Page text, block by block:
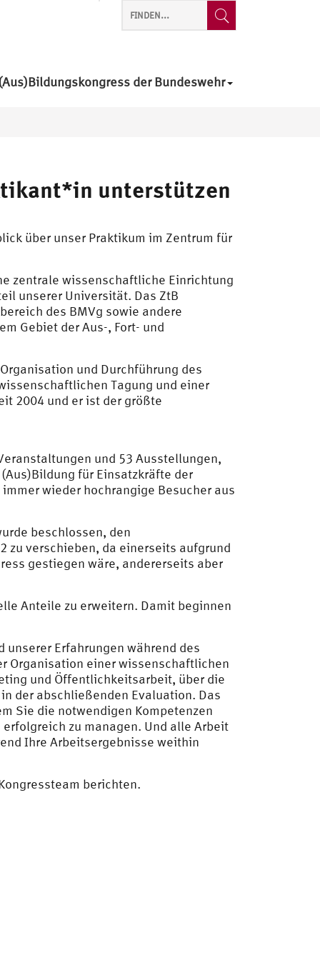
der Bundeswehr
unterstützen
über unser Praktikum im Zentrum für
zentrale wissenschaftliche Einrichtung
unserer Universität. Das ZtB
des BMVg sowie andere
Gebiet der Aus-, Fort- und
und Durchführung des
Tagung und einer
2004 und er ist der größte
und 53 Ausstellungen,
für Einsatzkräfte der
wieder hochrangige Besucher aus
beschlossen, den
zu verschieben, da einerseits aufgrund
gestiegen wäre, andererseits aber
Anteile zu erweitern. Damit beginnen
Erfahrungen während des
Organisation einer wissenschaftlichen
und Öffentlichkeitsarbeit, über die
der abschließenden Evaluation. Das
Sie die notwendigen Kompetenzen
zu managen. Und alle Arbeit
Ihre Arbeitsergebnisse weithin
berichten.